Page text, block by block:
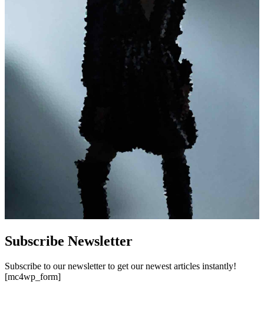
Subscribe Newsletter
Subscribe to our newsletter to get our newest articles instantly!
[mc4wp_form]